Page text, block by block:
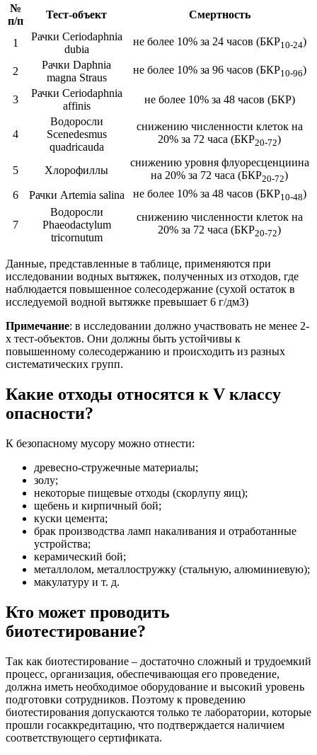
№
п/п
Тест-объект Смертность
1
Рачки Ceriodaphnia
dubia
не более 10% за 24 часов (БКР10-24)
2
Рачки Daphnia
magna Straus
не более 10% за 96 часов (БКР10-96)
3
Рачки Ceriodaphnia
affinis
не более 10% за 48 часов (БКР)
4
Водоросли
Scenedesmus
quadricauda
снижению численности клеток на
20% за 72 часа (БКР20-72)
5 Хлорофиллы
снижению уровня флуоресценциина
на 20% за 72 часа (БКР20-72)
6
Рачки Artemia salina не более 10% за 48 часов (БКР10-48)
7
Водоросли
Phaeodactylum
tricornutum
снижению численности клеток на
20% за 72 часа (БКР20-72)
Данные, представленные в таблице, применяются при
исследовании водных вытяжек, полученных из отходов, где
наблюдается повышенное солесодержание (сухой остаток в
исследуемой водной вытяжке превышает 6 г/дм3)
Примечание: в исследовании должно участвовать не менее 2-
х тест-объектов. Они должны быть устойчивы к
повышенному солесодержанию и происходить из разных
систематических групп.
Какие отходы относятся к V классу
опасности?
К безопасному мусору можно отнести:
древесно-стружечные материалы;
золу;
некоторые пищевые отходы (скорлупу яиц);
щебень и кирпичный бой;
куски цемента;
брак производства ламп накаливания и отработанные
устройства;
керамический бой;
металлолом, металлостружку (стальную, алюминиевую);
макулатуру и т. д.
Кто может проводить
биотестирование?
Так как биотестирование – достаточно сложный и трудоемкий
процесс, организация, обеспечивающая его проведение,
должна иметь необходимое оборудование и высокий уровень
подготовки сотрудников. Поэтому к проведению
биотестирования допускаются только те лаборатории, которые
прошли госаккредитацию, что подтверждается наличием
соответствующего сертификата.